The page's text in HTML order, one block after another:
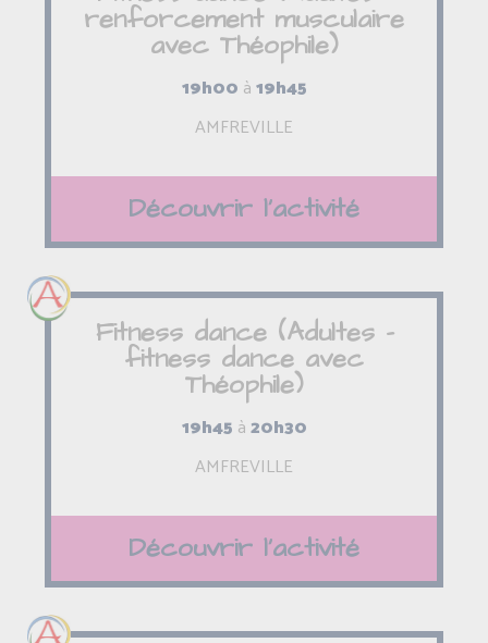
renforcement musculaire
avec Théophile)
19h00 à19h45
AMFREVILLE
Découvrir l'activité
Fitness dance (Adultes -
fitness dance avec
Théophile)
19h45 à20h30
AMFREVILLE
Découvrir l'activité